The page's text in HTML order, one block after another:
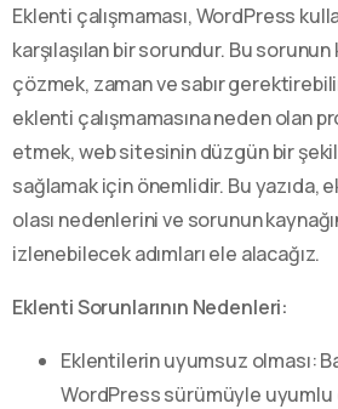
Eklenti çalışmaması, WordPress
karşılaşılan bir sorundur. Bu sorunun
çözmek, zaman ve sabır
eklenti çalışmamasına neden olan
etmek, web sitesinin düzgün bir
sağlamak için önemlidir. Bu yazıda,
olası nedenlerini ve sorunun
izlenebilecek adımları ele alacağız.
Eklenti Sorunlarının Nedenleri:
Eklentilerin uyumsuz olması:
WordPress sürümüyle uyumlu